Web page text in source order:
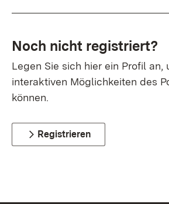
Noch nicht registriert?
Legen Sie sich hier ein Profil an,
interaktiven Möglichkeiten des
können.
Registrieren